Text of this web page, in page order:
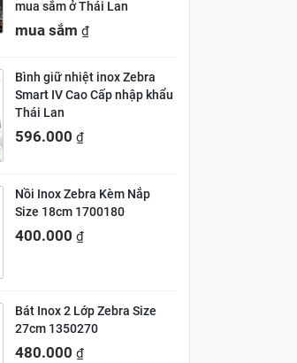
mua sắm ở Thái Lan
mua sắm ₫
Bình giữ nhiệt inox Zebra
Smart IV Cao Cấp nhập khẩu
Thái Lan
596.000 ₫
Nồi Inox Zebra Kèm Nắp
Size 18cm 1700180
400.000 ₫
Bát Inox 2 Lớp Zebra Size
27cm 1350270
480.000 ₫